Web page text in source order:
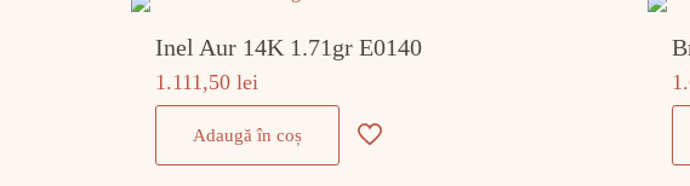
Inel Aur 14K 1.71gr E0140
1.111,50lei
Adaugă în coș